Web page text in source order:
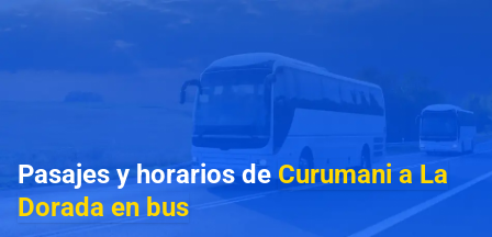
Pasajes y horarios deCurumani a La
Dorada en bus